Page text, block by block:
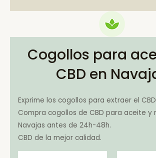
Cogollos para
CBD en
Exprime los cogollos para extraer el
Compra cogollos de CBD para aceite y
Navajas antes de 24h-48h.
CBD de la mejor calidad.